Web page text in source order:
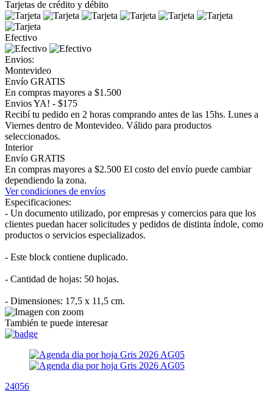
Tarjetas de crédito y débito
Efectivo
Envios:
Montevideo
Envío GRATIS
En compras mayores a $1.500
Envios YA! - $175
Recibí tu pedido en 2 horas comprando antes de las 15hs. Lunes a
Viernes dentro de Montevideo. Válido para productos
seleccionados.
Interior
Envío GRATIS
En compras mayores a $2.500 El costo del envío puede cambiar
dependiendo la zona.
Ver condiciones de envíos
Especificaciones:
- Un documento utilizado, por empresas y comercios para que los
clientes puedan hacer solicitudes y pedidos de distinta índole, como
productos o servicios especializados.
- Este block contiene duplicado.
- Cantidad de hojas: 50 hojas.
- Dimensiones: 17,5 x 11,5 cm.
También te puede interesar
24056